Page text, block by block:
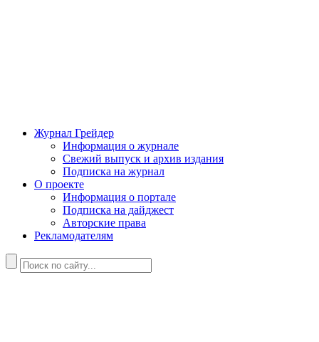
Журнал Грейдер
Информация о журнале
Свежий выпуск и архив издания
Подписка на журнал
О проекте
Информация о портале
Подписка на дайджест
Авторские права
Рекламодателям